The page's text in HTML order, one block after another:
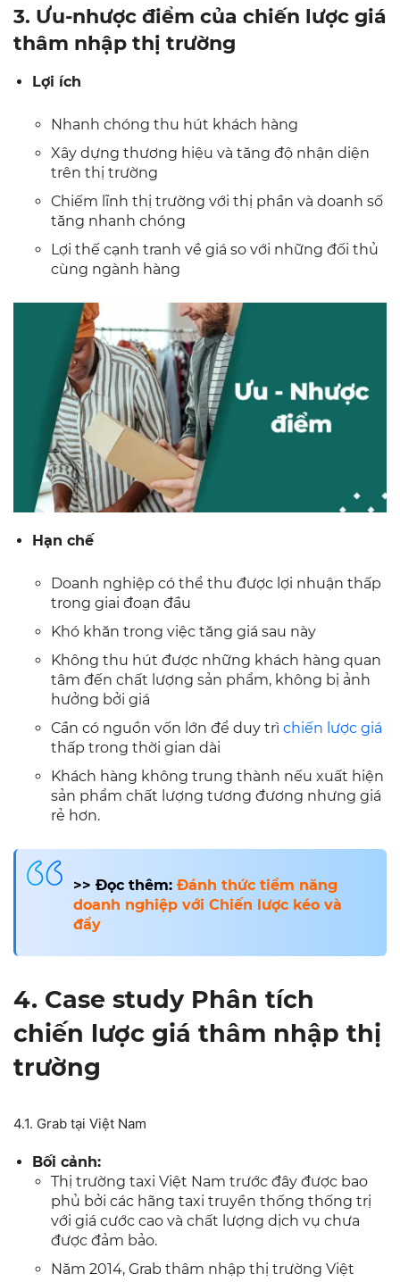
3. Ưu-nhược điểm của chiến lược giá
thâm nhập thị trường
Lợi ích
Nhanh chóng thu hút khách hàng
Xây dựng thương hiệu và tăng độ nhận diện
trên thị trường
Chiếm lĩnh thị trường với thị phần và doanh số
tăng nhanh chóng
Lợi thế cạnh tranh về giá so với những đối thủ
cùng ngành hàng
Hạn chế
Doanh nghiệp có thể thu được lợi nhuận thấp
trong giai đoạn đầu
Khó khăn trong việc tăng giá sau này
Không thu hút được những khách hàng quan
tâm đến chất lượng sản phẩm, không bị ảnh
hưởng bởi giá
Cần có nguồn vốn lớn để duy trì chiến lược giá
thấp trong thời gian dài
Khách hàng không trung thành nếu xuất hiện
sản phẩm chất lượng tương đương nhưng giá
rẻ hơn.
>> Đọc thêm: Đánh thức tiềm năng
doanh nghiệp với Chiến lược kéo và
đẩy
4. Case study Phân tích
chiến lược giá thâm nhập thị
trường
4.1. Grab tại Việt Nam
Bối cảnh:
Thị trường taxi Việt Nam trước đây được bao
phủ bởi các hãng taxi truyền thống thống trị
với giá cước cao và chất lượng dịch vụ chưa
được đảm bảo.
Năm 2014, Grab thâm nhập thị trường Việt